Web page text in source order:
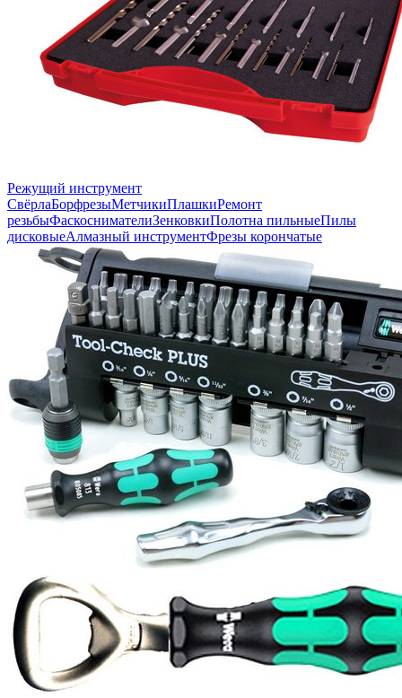
Режущий инструмент
СвёрлаБорфрезыМетчикиПлашкиРемонт
резьбыФаскоснимателиЗенковкиПолотна пильныеПилы
дисковыеАлмазный инструментФрезы корончатые